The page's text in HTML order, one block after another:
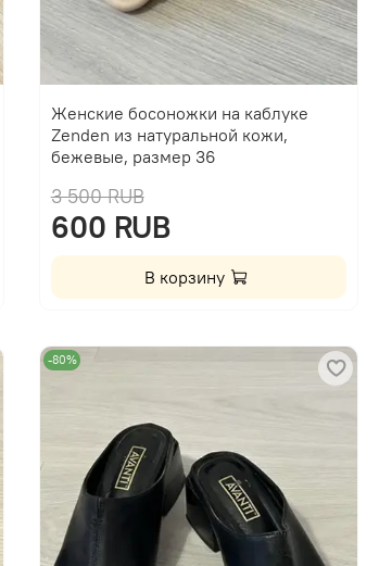
Женские босоножки на каблуке
Zenden из натуральной кожи,
бежевые, размер 36
3 500 RUB
600 RUB
В корзину
-80%